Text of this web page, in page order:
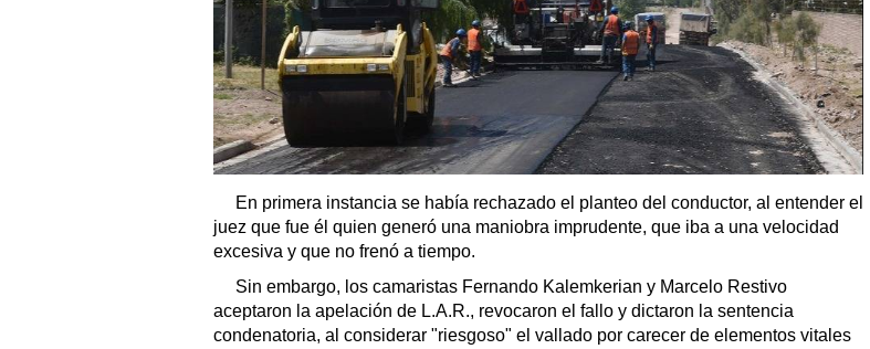
En primera instancia se había rechazado el planteo del conductor, al entender el
juez que fue él quien generó una maniobra imprudente, que iba a una velocidad
excesiva y que no frenó a tiempo.
Sin embargo, los camaristas Fernando Kalemkerian y Marcelo Restivo
aceptaron la apelación de L.A.R., revocaron el fallo y dictaron la sentencia
condenatoria, al considerar "riesgoso" el vallado por carecer de elementos vitales